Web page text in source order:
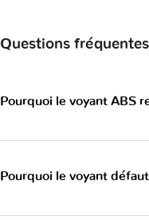
Questions
Pourquoi le voyant ABS
Pourquoi le voyant